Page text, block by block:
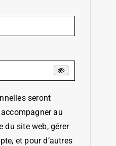
seront
au
du site web, gérer
et pour d’autres